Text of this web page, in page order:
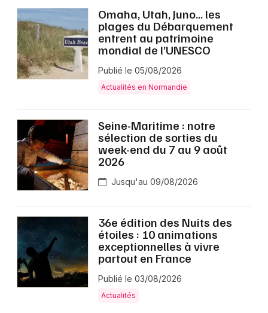
Omaha, Utah, Juno… les
plages du Débarquement
entrent au patrimoine
mondial de l’UNESCO
Publié le 05/08/2026
Actualités en Normandie
Seine-Maritime : notre
sélection de sorties du
week-end du 7 au 9 août
2026
Jusqu'au 09/08/2026
36e édition des Nuits des
étoiles : 10 animations
exceptionnelles à vivre
partout en France
Publié le 03/08/2026
Actualités